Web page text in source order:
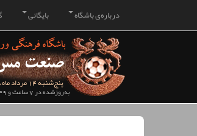
بایگانی درباره‌ی باشگاه
پنج‌شنبه 14 مرداد ماه 1405
به‌روزشده در 7 ساعت و 39 دقیقه قبل